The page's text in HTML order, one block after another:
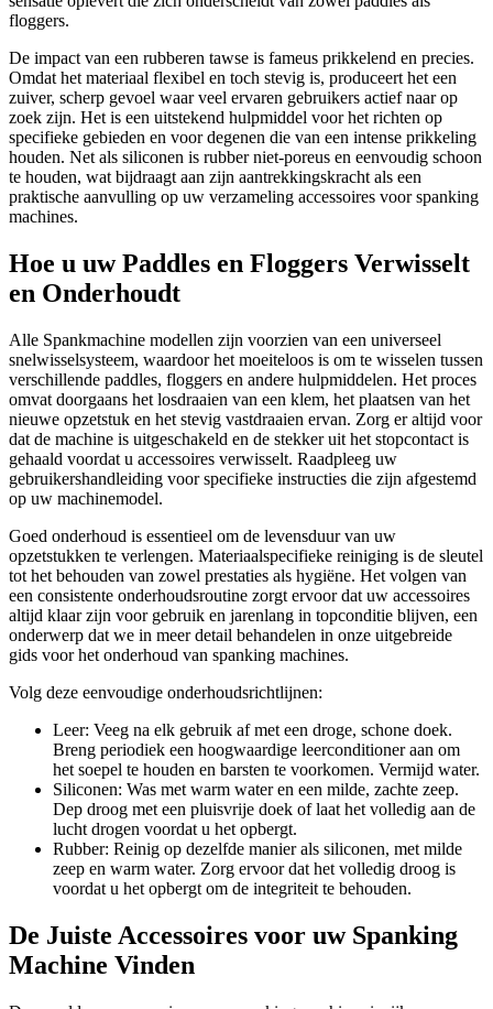
floggers.
De impact van een rubberen tawse is fameus prikkelend en precies.
Omdat het materiaal flexibel en toch stevig is, produceert het een
zuiver, scherp gevoel waar veel ervaren gebruikers actief naar op
zoek zijn. Het is een uitstekend hulpmiddel voor het richten op
specifieke gebieden en voor degenen die van een intense prikkeling
houden. Net als siliconen is rubber niet-poreus en eenvoudig schoon
te houden, wat bijdraagt aan zijn aantrekkingskracht als een
praktische aanvulling op uw verzameling accessoires voor spanking
machines.
Hoe u uw Paddles en Floggers Verwisselt
en Onderhoudt
Alle Spankmachine modellen zijn voorzien van een universeel
snelwisselsysteem, waardoor het moeiteloos is om te wisselen tussen
verschillende paddles, floggers en andere hulpmiddelen. Het proces
omvat doorgaans het losdraaien van een klem, het plaatsen van het
nieuwe opzetstuk en het stevig vastdraaien ervan. Zorg er altijd voor
dat de machine is uitgeschakeld en de stekker uit het stopcontact is
gehaald voordat u accessoires verwisselt. Raadpleeg uw
gebruikershandleiding voor specifieke instructies die zijn afgestemd
op uw machinemodel.
Goed onderhoud is essentieel om de levensduur van uw
opzetstukken te verlengen. Materiaalspecifieke reiniging is de sleutel
tot het behouden van zowel prestaties als hygiëne. Het volgen van
een consistente onderhoudsroutine zorgt ervoor dat uw accessoires
altijd klaar zijn voor gebruik en jarenlang in topconditie blijven, een
onderwerp dat we in meer detail behandelen in onze uitgebreide
gids voor het onderhoud van spanking machines.
Volg deze eenvoudige onderhoudsrichtlijnen:
Leer: Veeg na elk gebruik af met een droge, schone doek.
Breng periodiek een hoogwaardige leerconditioner aan om
het soepel te houden en barsten te voorkomen. Vermijd water.
Siliconen: Was met warm water en een milde, zachte zeep.
Dep droog met een pluisvrije doek of laat het volledig aan de
lucht drogen voordat u het opbergt.
Rubber: Reinig op dezelfde manier als siliconen, met milde
zeep en warm water. Zorg ervoor dat het volledig droog is
voordat u het opbergt om de integriteit te behouden.
De Juiste Accessoires voor uw Spanking
Machine Vinden